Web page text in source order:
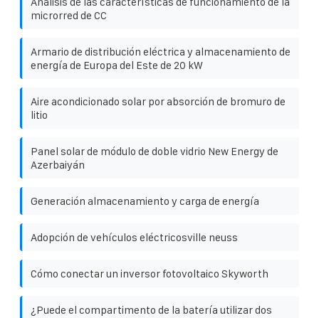
microrred de CC
Armario de distribución eléctrica y almacenamiento de
energía de Europa del Este de 20 kW
Aire acondicionado solar por absorción de bromuro de
litio
Panel solar de módulo de doble vidrio New Energy de
Azerbaiyán
Generación almacenamiento y carga de energía
Adopción de vehículos eléctricosville neuss
Cómo conectar un inversor fotovoltaico Skyworth
¿Puede el compartimento de la batería utilizar dos